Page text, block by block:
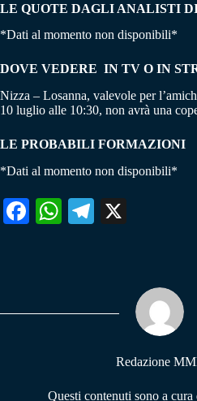
LE QUOTE DAGLI ANALISTI
*Dati al momento non disponibili*
DOVE VEDERE IN TV O IN
Nizza – Losanna, valevole per
10 luglio alle 10:30, non avrà una
LE PROBABILI FORMAZIONI
*Dati al momento non disponibili*
Fa W
pp
Te
m
Redazione
Questi contenuti sono a